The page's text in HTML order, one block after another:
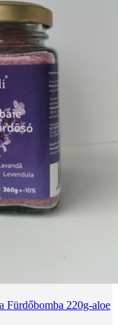
Fürdőbomba 220g-aloe